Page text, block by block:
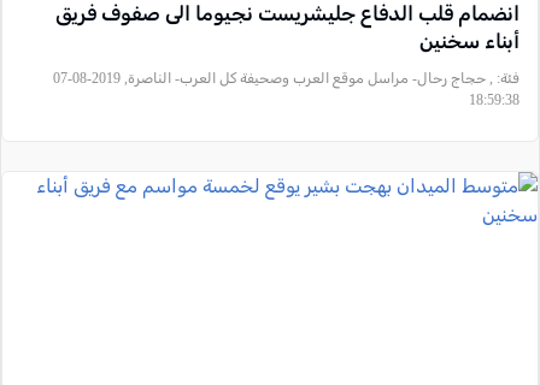
انضمام قلب الدفاع جليشريست نجيوما الى صفوف فريق
أبناء سخنين
فئة:
, حجاج رحال- مراسل موقع العرب وصحيفة كل العرب- الناصرة, 2019-08-07
18:59:38